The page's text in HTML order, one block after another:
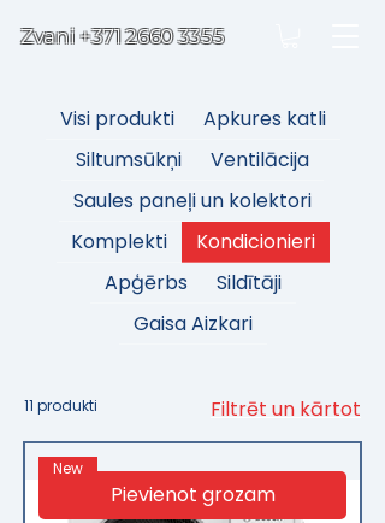
Zvani +371 2660 3355
Visi produkti
Apkures katli
Siltumsūkņi
Ventilācija
Saules paneļi un kolektori
Komplekti
Kondicionieri
Apģērbs
Sildītāji
Gaisa Aizkari
11 produkti Filtrēt un kārtot
Pievienot grozam
New